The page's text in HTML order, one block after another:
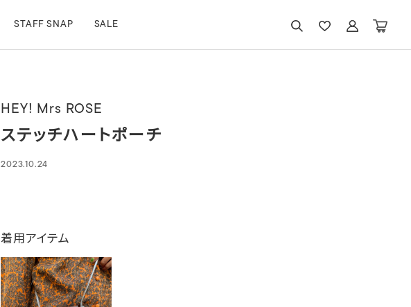
STAFF SNAP SALE
HEY! Mrs ROSE
ステッチハートポーチ
2023.10.24
着用アイテム